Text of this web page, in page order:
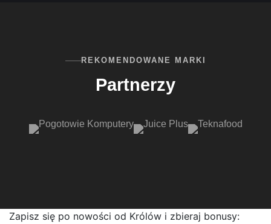
REKOMENDOWANE MARKI
Partnerzy
Zapisz się po nowości od Królów i zbieraj bonusy: